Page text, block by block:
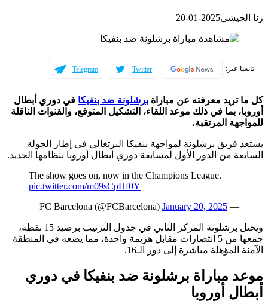
رنا الجيشي2025-01-20
تابعنا عبر: Twitter
Telegram
كل ما تريد معرفته عن مباراة برشلونة ضد بنفيكا في دوري أبطال
أوروبا، بما في ذلك موعد اللقاء، التشكيل المتوقع، والقنوات الناقلة
للمواجهة المرتقبة.
يستعد فريق برشلونة لمواجهة بنفيكا البرتغالي في إطار الجولة
السابعة من الدور الأول لمسابقة دوري أبطال أوروبا بنظامها الجديد.
The show goes on, now in the Champions League.
pic.twitter.com/m09sCpHf0Y
— FC Barcelona (@FCBarcelona)
January 20, 2025
ويحتل برشلونة المركز الثاني في جدول الترتيب برصيد 15 نقطة،
جمعها من 5 انتصارات مقابل هزيمة واحدة، مما يضعه في المنطقة
الآمنة المؤهلة مباشرة إلى دور الـ16.
موعد مباراة برشلونة ضد بنفيكا في دوري
أبطال أوروبا